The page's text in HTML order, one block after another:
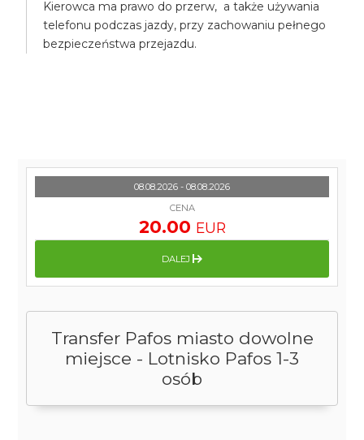
Kierowca ma prawo do przerw, a także używania
telefonu podczas jazdy, przy zachowaniu pełnego
bezpieczeństwa przejazdu.
Transfer Pafos miasto dowolne
miejsce - Lotnisko Pafos 1-3
osób
08.08.2026 - 08.08.2026
CENA
20.00 EUR
DALEJ